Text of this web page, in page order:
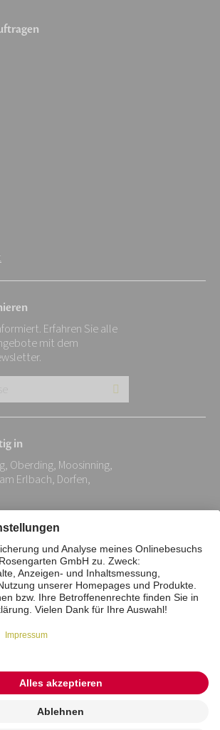
Erfahren Sie alle
mit dem
in
Oberding, Moosinning,
Erlbach, Dorfen,
Datenschutz
Stiftung
Zahlungsmittel
Vertrag widerrufen
Tierbestattung